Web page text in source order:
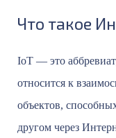
Что такое
IoT — это
относится к
объектов,
другом через